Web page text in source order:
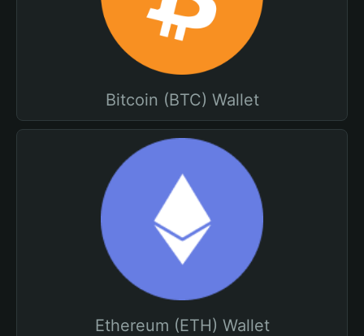
Bitcoin (BTC) Wallet
Ethereum (ETH) Wallet